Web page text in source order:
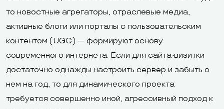
то новостные агрегаторы, отраслевые медиа,
активные блоги или порталы с пользовательским
контентом (UGC) — формируют основу
современного интернета. Если для сайта-визитки
достаточно однажды настроить сервер и забыть о
нем на год, то для динамического проекта
требуется совершенно иной, агрессивный подход к